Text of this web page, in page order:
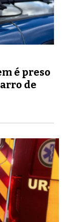
é preso
de